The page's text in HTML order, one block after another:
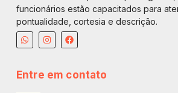
funcionários estão capacitados para
pontualidade, cortesia e descrição.
Entre em contato